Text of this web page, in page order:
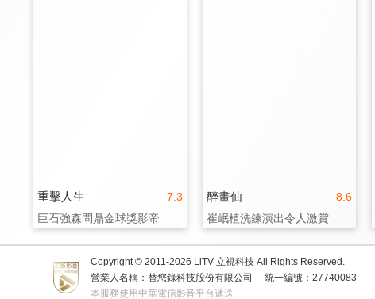
7.3
重擊人生
巨石強森問鼎金球獎影帝
8.6
醉畫仙
崔岷植洗鍊演出令人激賞
Copyright © 2011-2026 LiTV 立視科技 All Rights Reserved.
營業人名稱：替您錄科技股份有限公司
統一編號：27740083
本服務使用中華電信影音平台遞送